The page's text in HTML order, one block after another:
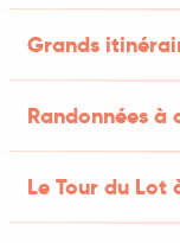
Grands
Randonnées
Le Tour du Lot